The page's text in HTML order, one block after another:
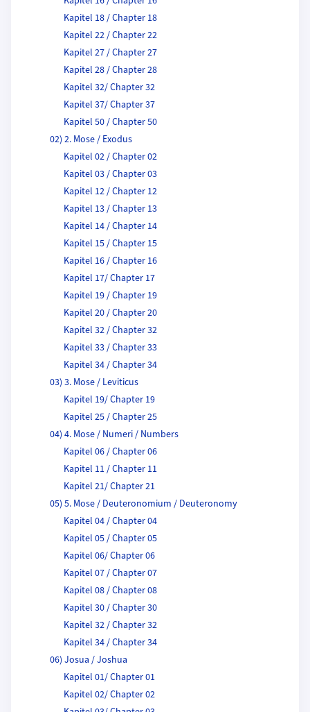
Kapitel 18 / Chapter 18
Kapitel 22 / Chapter 22
Kapitel 27 / Chapter 27
Kapitel 28 / Chapter 28
Kapitel 32/ Chapter 32
Kapitel 37/ Chapter 37
Kapitel 50 / Chapter 50
02) 2. Mose / Exodus
Kapitel 02 / Chapter 02
Kapitel 03 / Chapter 03
Kapitel 12 / Chapter 12
Kapitel 13 / Chapter 13
Kapitel 14 / Chapter 14
Kapitel 15 / Chapter 15
Kapitel 16 / Chapter 16
Kapitel 17/ Chapter 17
Kapitel 19 / Chapter 19
Kapitel 20 / Chapter 20
Kapitel 32 / Chapter 32
Kapitel 33 / Chapter 33
Kapitel 34 / Chapter 34
03) 3. Mose / Leviticus
Kapitel 19/ Chapter 19
Kapitel 25 / Chapter 25
04) 4. Mose / Numeri / Numbers
Kapitel 06 / Chapter 06
Kapitel 11 / Chapter 11
Kapitel 21/ Chapter 21
05) 5. Mose / Deuteronomium / Deuteronomy
Kapitel 04 / Chapter 04
Kapitel 05 / Chapter 05
Kapitel 06/ Chapter 06
Kapitel 07 / Chapter 07
Kapitel 08 / Chapter 08
Kapitel 30 / Chapter 30
Kapitel 32 / Chapter 32
Kapitel 34 / Chapter 34
06) Josua / Joshua
Kapitel 01/ Chapter 01
Kapitel 02/ Chapter 02